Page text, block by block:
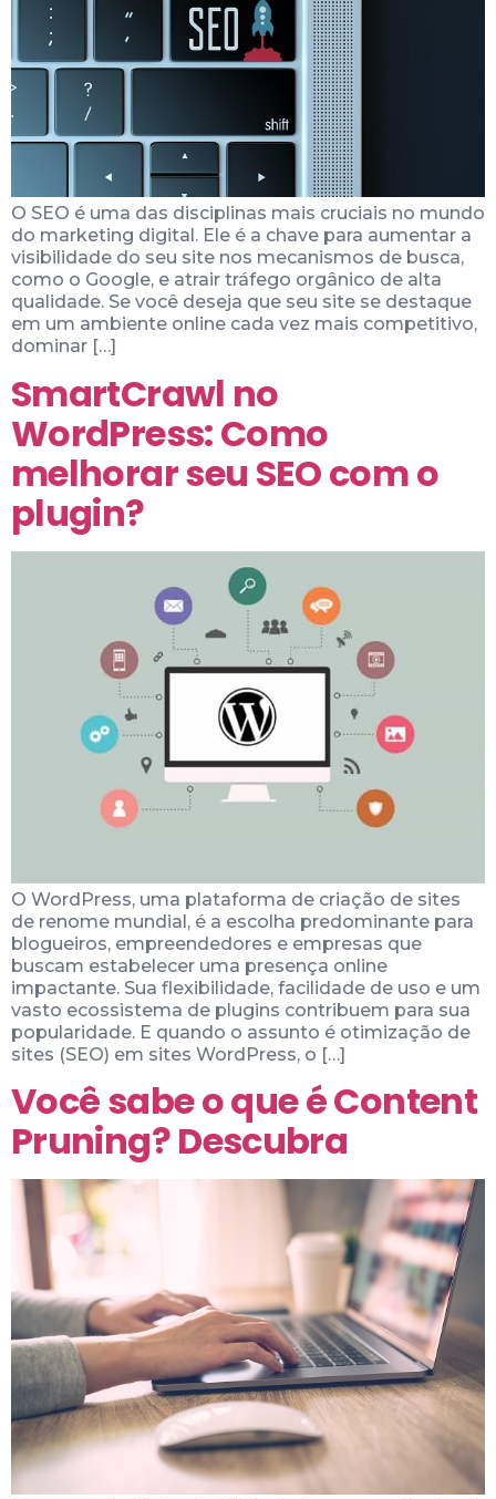
O SEO é uma das disciplinas mais cruciais no mundo
do marketing digital. Ele é a chave para aumentar a
visibilidade do seu site nos mecanismos de busca,
como o Google, e atrair tráfego orgânico de alta
qualidade. Se você deseja que seu site se destaque
em um ambiente online cada vez mais competitivo,
dominar […]
SmartCrawl no
WordPress: Como
melhorar seu SEO com o
plugin?
O WordPress, uma plataforma de criação de sites
de renome mundial, é a escolha predominante para
blogueiros, empreendedores e empresas que
buscam estabelecer uma presença online
impactante. Sua flexibilidade, facilidade de uso e um
vasto ecossistema de plugins contribuem para sua
popularidade. E quando o assunto é otimização de
sites (SEO) em sites WordPress, o […]
Você sabe o que é Content
Pruning? Descubra